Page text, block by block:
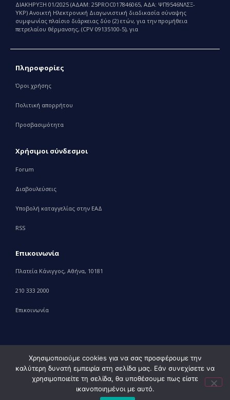
ΔΙΑΚΗΡΥΞΗ 01/2025 (ΑΔΑΜ: 25PROC017846065, ΑΔΑ: ΨΠ9546ΝΛΣΞ-
ΥΚΡ) Ανοικτή Ηλεκτρονική Διαγωνιστική διαδικασία σύναψης
συμφωνίας πλαίσιο διάρκειας δύο (2) ετών, για την προμήθεια
πετρελαίου θέρμανσης, (CPV 09135100-5), για
Πληροφορίες
Όροι χρήσης
Πολιτική απορρήτου
Προσβασιμότητα
Χρήσιμοι σύνδεσμοι
Forum
Διαβουλεύσεις
Υποβολή καταγγελίας στην ΕΑΔ
RSS
Επικοινωνία
Πλατεία Κάνιγγος, Αθήνα, 10181
210 333 2000
Επικοινωνία
© 2010 – 2023 Υπουργείο Ανάπτυξης, powered by Evolution
Χρησιμοποιούμε cookies για να σας προσφέρουμε την
καλύτερη δυνατή εμπειρία στη σελίδα μας. Εάν συνεχίσετε να
χρησιμοποιείτε τη σελίδα, θα υποθέσουμε πως είστε
ικανοποιημένοι με αυτό.